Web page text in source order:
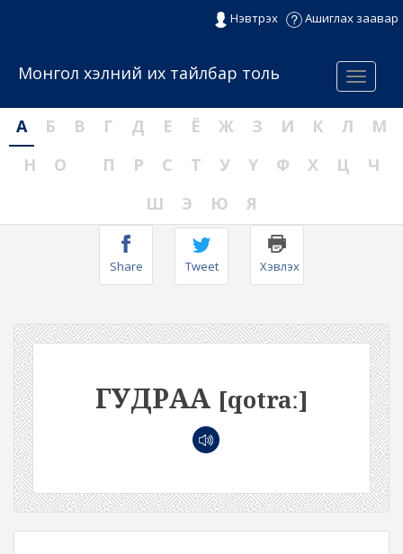
Нэвтрэх Ашиглах заавар
Menu
Монгол хэлний их тайлбар толь
А Б В Г Д Е Ё Ж З И К Л
М
Н
О П Р С Т У Ү Ф Х Ц
Ч
Ш
Э Ю Я
Share Tweet Хэвлэх
ГУДРАА [qotraː]